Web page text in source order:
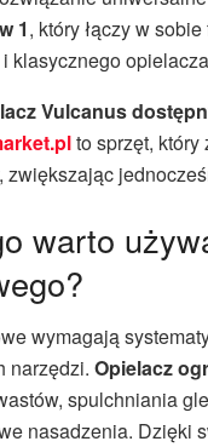
1, który łączy w
klasycznego
Vulcanus
to sprzęt,
zwiększając
warto
wymagają
narzędzi. Opielacz
spulchniania
nasadzenia. Dzięki